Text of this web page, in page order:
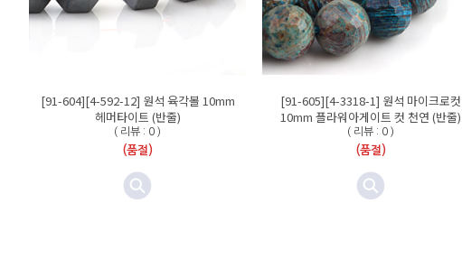
[91-604][4-592-12] 원석 육각볼 10mm
헤머타이트 (반줄)
( 리뷰 : 0 )
(품절)
[91-605][4-3318-1] 원석 마이크로컷
10mm 플라워아게이트 컷 천연 (반줄)
( 리뷰 : 0 )
(품절)